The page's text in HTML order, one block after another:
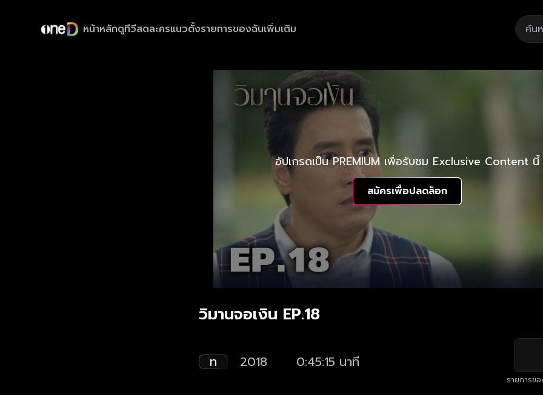
หน้าหลักดูทีวีสดละครแนวตั้งรายการของฉันเพิ่มเติม
อัปเกรดเป็น PREMIUM เพื่อรับชม Exclusive Content นี้
สมัครเพื่อปลดล็อก
วิมานจอเงิน EP.18
ท 2018 0:45:15 นาที
รายการข